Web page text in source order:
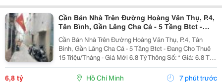
Cần Bán Nhà Trên Đường Hoàng Văn Thụ, P.4,
Tân Bình, Gần Lăng Cha Cả - 5 Tầng Btct -
Đang Cho Thuê 15 Triệu/Tháng - Giá Mới 6.8
Tỷ
Cần Bán Nhà Trên Đường Hoàng Văn Thụ, P.4, Tân
Bình, Gần Lăng Cha Cả - 5 Tầng Btct - Đang Cho Thuê
15 Triệu/Tháng - Giá Mới 6.8 Tỷ Thông Số: * Giá: 6.8 Tỷ.
* Dt: 33.1M&Sup2;. * Kt: 5M X 6M, Nở Hậu. * Kết Cấu: 5
Tầng Btct Gồm 1 Trệt, 1 Lửng, 3...
6,8 tỷ Hồ Chí Minh 7 phút trước